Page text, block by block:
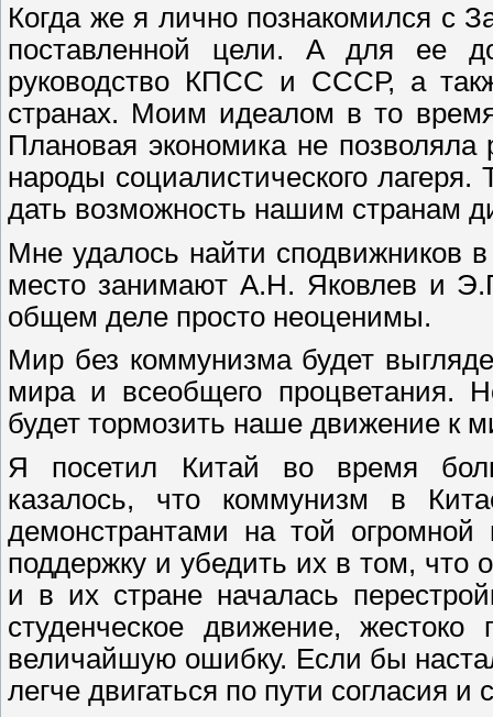
Когда же я лично познакомился с
поставленной цели. А для ее
руководство КПСС и СССР, а
странах. Моим идеалом в то
Плановая экономика не
народы социалистического
дать возможность нашим странам
Мне удалось найти сподвижников
место занимают А.H. Яковлев и
общем деле просто неоценимы.
Мир без коммунизма будет
мира и всеобщего процветания.
будет тормозить наше движение к
Я посетил Китай во время
казалось, что коммунизм в
демонстрантами на той
поддержку и убедить их в том,
и в их стране началась
студенческое движение,
величайшую ошибку. Если бы
легче двигаться по пути согласия и